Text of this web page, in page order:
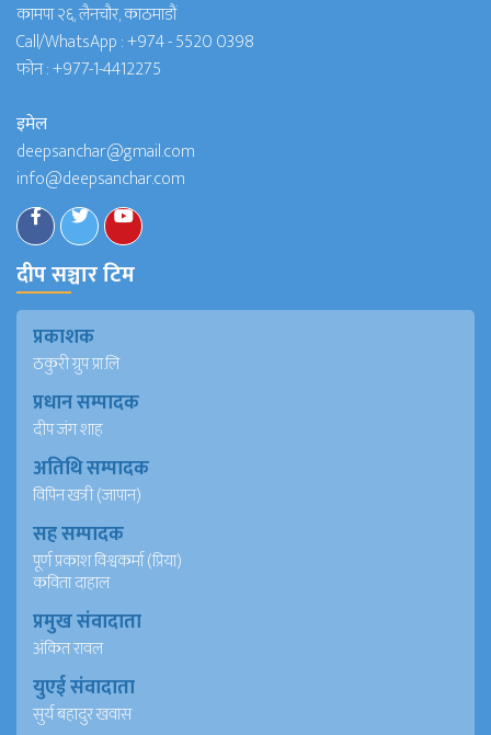
कामपा २६, लैनचौर, काठमाडौं
Call/WhatsApp :+974 - 5520 0398
फोन :+977-1-4412275
इमेल
deepsanchar@gmail.com
info@deepsanchar.com
दीप सञ्चार टिम
प्रकाशक
ठकुरी ग्रुप प्रा.लि
प्रधान सम्पादक
दीप जंग शाह
अतिथि सम्पादक
विपिन खत्री (जापान)
सह सम्पादक
पूर्ण प्रकाश विश्वकर्मा (प्रिया)
कविता दाहाल
प्रमुख संवादाता
अंकित रावल
युएई संवादाता
सुर्य बहादुर खवास